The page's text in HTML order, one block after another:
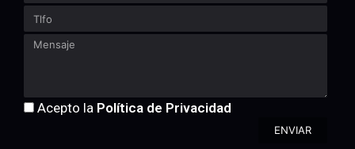
Acepto la Política de Privacidad
ENVIAR